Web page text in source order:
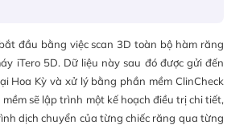
đầu bằng việc scan 3D toàn bộ hàm răng
iTero 5D. Dữ liệu này sau đó được gửi đến
Hoa Kỳ và xử lý bằng phần mềm ClinCheck
sẽ lập trình một kế hoạch điều trị chi tiết,
dịch chuyển của từng chiếc răng qua từng